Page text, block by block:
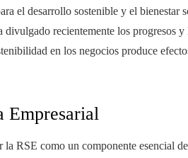
el desarrollo sostenible y el bienestar
recientemente los progresos
en los negocios produce
Empresarial
RSE como un componente esencial